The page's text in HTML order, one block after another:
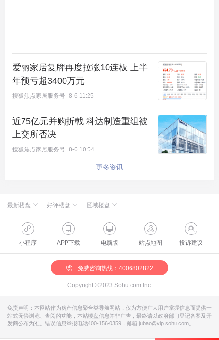
其他户型也都类似逻辑：79㎡做出三居两卫，108
㎡、120㎡也全押注在“赠送面积”上。
好家伙，不知道该说开发商实在还是憨了。
一般情况，当下房企的做法都是先按报规施工，最后
验收完毕才敢改，哪有一上来就拿大喇叭喊我要“违
不过也不是青云国樾一家犯这个糊涂，今年3月火爆
的通州云景揽阅也因为「提速」建设被举报过。
爱丽家居复牌再度拉涨10连板 上半
年预亏超3400万元
搜狐焦点家居服务号 8-6 11:25
近75亿元并购折戟 科达制造重组被
上交所否决
搜狐焦点家居服务号 8-6 10:54
更多资讯
最新楼盘 好评楼盘 区域楼盘
绿城·朗月和风 新航城世界映
怀柔国贤府
缦合北京
懋源·騴橒臺
北京城建·文华知筑
北京城建·和知筑|铂瑞
北京建工·嘉棠雅序
国樾天颂
北京楼盘
石景山楼盘
昌平楼盘
大兴楼盘
房山楼盘
朝阳楼盘
通州楼盘
桃源新都孔雀城 华银天鹅湖
温泉新都孔雀城
中海北京世家
燕都古城·和园
中冶兴隆新城·红石郡
路劲阳光城
富力和园
小程序 APP下载 电脑版 站点地图 投诉建议
免费咨询热线：4006802822
Copyright ©2023 Sohu.com Inc.
免责声明：本网站作为房产信息聚合类导航网站，仅为方便广大用户掌握信息而提供一
站式无偿浏览、查阅的功能，本站楼盘信息并非广告，最终请以政府部门登记备案及开
发商公布为准。错误信息举报电话400-156-0359，邮箱 jubao@vip.sohu.com。